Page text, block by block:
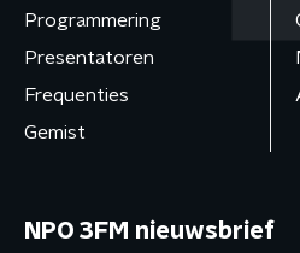
Programmering
Presentatoren
Frequenties
Gemist
NPO 3FM nieuwsbrief